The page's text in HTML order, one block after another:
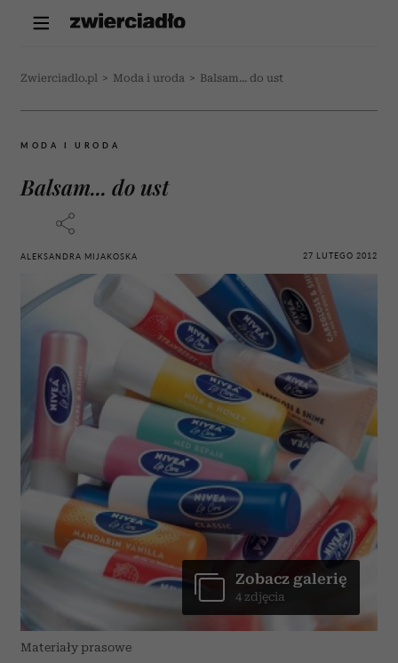
Zwierciadlo.pl > Moda i uroda > Balsam... do ust
MODA I URODA
Balsam... do ust
ALEKSANDRA MIJAKOSKA 27 LUTEGO 2012
Materiały prasowe
Zobacz galerię
4 zdjęcia